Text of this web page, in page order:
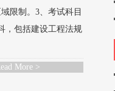
限制。3、考试科目
，包括建设工程法规
More >